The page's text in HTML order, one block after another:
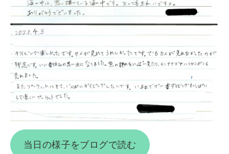
当日の様子をブログで読む